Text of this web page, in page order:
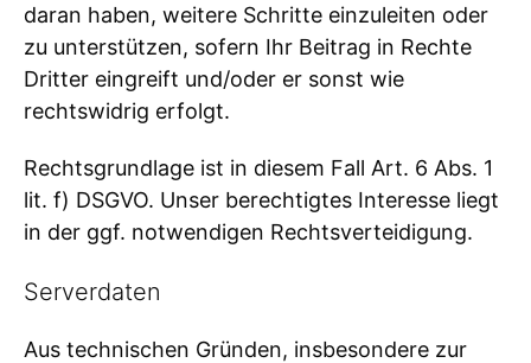
daran haben, weitere Schritte einzuleiten oder
zu unterstützen, sofern Ihr Beitrag in Rechte
Dritter eingreift und/oder er sonst wie
rechtswidrig erfolgt.
Rechtsgrundlage ist in diesem Fall Art. 6 Abs. 1
lit. f) DSGVO. Unser berechtigtes Interesse liegt
in der ggf. notwendigen Rechtsverteidigung.
Serverdaten
Aus technischen Gründen, insbesondere zur